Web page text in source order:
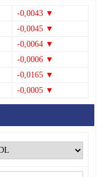
-0,0043 ▼
-0,0045 ▼
-0,0064 ▼
-0,0006 ▼
-0,0165 ▼
-0,0005 ▼